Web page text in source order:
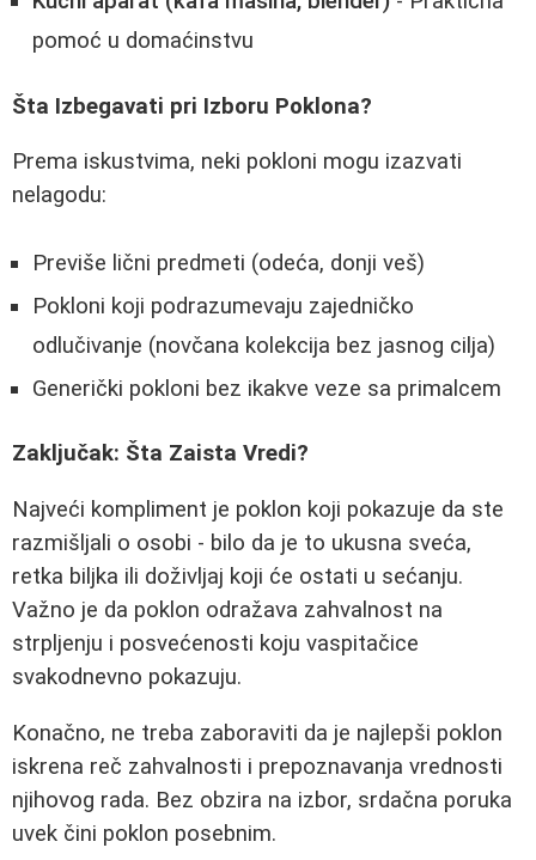
pomoć u domaćinstvu
Šta Izbegavati pri Izboru Poklona?
Prema iskustvima, neki pokloni mogu izazvati
nelagodu:
Previše lični predmeti (odeća, donji veš)
Pokloni koji podrazumevaju zajedničko
odlučivanje (novčana kolekcija bez jasnog cilja)
Generički pokloni bez ikakve veze sa primalcem
Zaključak: Šta Zaista Vredi?
Najveći kompliment je poklon koji pokazuje da ste
razmišljali o osobi - bilo da je to ukusna sveća,
retka biljka ili doživljaj koji će ostati u sećanju.
Važno je da poklon odražava zahvalnost na
strpljenju i posvećenosti koju vaspitačice
svakodnevno pokazuju.
Konačno, ne treba zaboraviti da je najlepši poklon
iskrena reč zahvalnosti i prepoznavanja vrednosti
njihovog rada. Bez obzira na izbor, srdačna poruka
uvek čini poklon posebnim.